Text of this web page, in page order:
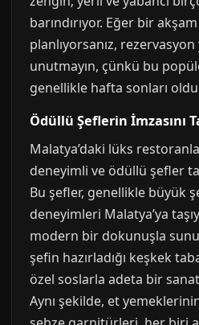
barındırıyor. Eğer bir
planlıyorsanız, rezervasyon
unutmayın, çünkü bu
genellikle hafta sonları
Ödüllü Şeflerin İmzasını
Malatya’daki lüks
deneyimli ve ödüllü şefler
Bu şefler, genellikle büyük
deneyimleri Malatya’ya
modern bir dokunuşla
şefin hazırladığı keşkek
özel soslarla adeta bir
Aynı şekilde, et